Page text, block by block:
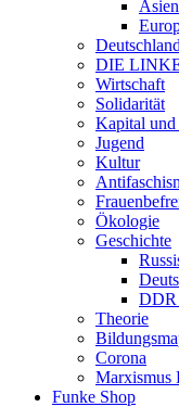
Asien
Deutschland
DIE
Wirtschaft
Solidarität
Kapital
Jugend
Kultur
Ökologie
Geschichte
DDR
Theorie
Corona
Marxismus
Funke Shop